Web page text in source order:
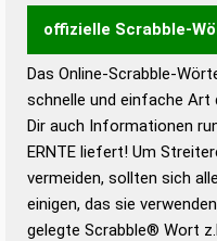
offizielle Scrabble-
Wortwurzel liefert mit
Wortanalyse-
Wortbedeutung,
Gültigkeit eines
bestimmen!
Wörterbücher sind:
Das Online-Scrabble-
schnelle und einfache Art
Dir auch Informationen
ERNTE liefert! Um
vermeiden, sollten sich
einigen, das sie
gelegte Scrabble® Wort